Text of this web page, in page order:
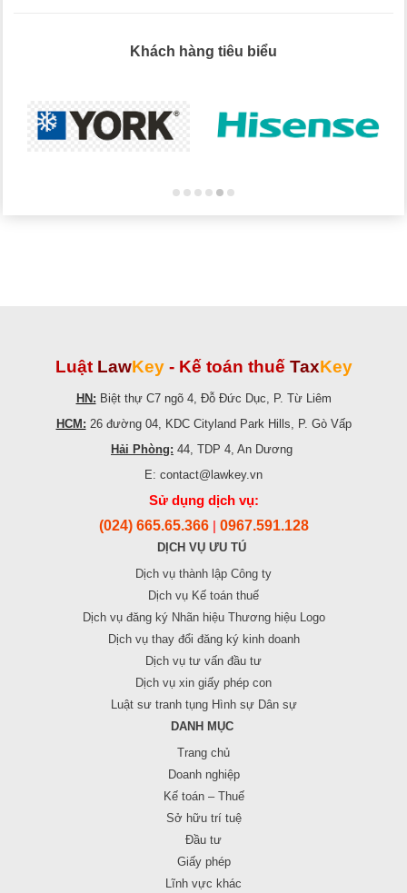
Khách hàng tiêu biểu
Luật LawKey - Kế toán thuế TaxKey
HN: Biệt thự C7 ngõ 4, Đỗ Đức Dục, P. Từ Liêm
HCM: 26 đường 04, KDC Cityland Park Hills, P. Gò Vấp
Hải Phòng: 44, TDP 4, An Dương
E: contact@lawkey.vn
Sử dụng dịch vụ:
(024) 665.65.366 0967.591.128
DỊCH VỤ ƯU TÚ
Dịch vụ thành lập Công ty
Dịch vụ Kế toán thuế
Dịch vụ đăng ký Nhãn hiệu Thương hiệu Logo
Dịch vụ thay đổi đăng ký kinh doanh
Dịch vụ tư vấn đầu tư
Dịch vụ xin giấy phép con
Luật sư tranh tụng Hình sự Dân sự
DANH MỤC
Trang chủ
Doanh nghiệp
Kế toán – Thuế
Sở hữu trí tuệ
Đầu tư
Giấy phép
Lĩnh vực khác